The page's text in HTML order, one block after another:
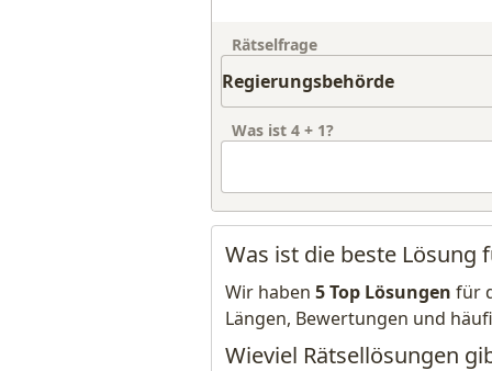
Rätselfrage
Was ist 4 + 1?
Was ist die beste Lösung
Wir haben 5 Top Lösungen für
Längen, Bewertungen und
Wieviel Rätsellösungen